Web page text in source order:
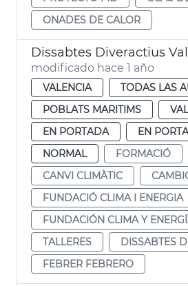
ONADES DE CALOR
Dissabtes Diveractius
modificado hace 1 año
VALENCIA
TODAS LAS
POBLATS MARITIMS
EN PORTADA
EN
NORMAL
FORMACIÓ
CANVI CLIMÀTIC
FUNDACIÓ CLIMA I ENERGIA
FUNDACIÓN CLIMA Y
TALLERES
DISSABTES
FEBRER FEBRERO